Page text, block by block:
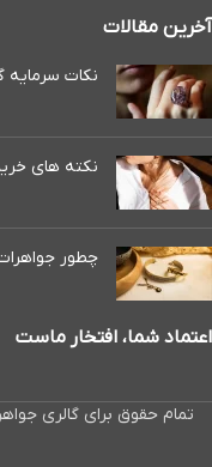
آخرین مقالات
نکات سرمایه
نکته های
چطور
اعتماد شما، افتخار ماست
تمام حقوق برای گالری